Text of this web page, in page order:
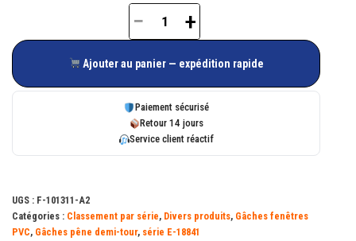
quantité
Gâche
18841-
07-
pêne
1/2
− +
Ajouter au panier — expédition rapide
Paiement sécurisé
Retour 14 jours
Service client réactif
UGS : F-101311-A2
Catégories : Classement par série, Divers produits, Gâches fenêtres
PVC, Gâches pêne demi-tour, série E-18841